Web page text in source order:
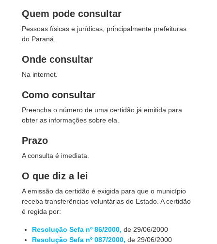
Quem pode consultar
Pessoas físicas e jurídicas, principalmente prefeituras
do Paraná.
Onde consultar
Na internet.
Como consultar
Preencha o número de uma certidão já emitida para
obter as informações sobre ela.
Prazo
A consulta é imediata.
O que diz a lei
A emissão da certidão é exigida para que o município
receba transferências voluntárias do Estado. A certidão
é regida por:
Resolução Sefa nº 86/2000, de 29/06/2000
Resolução Sefa nº 087/2000,de 29/06/2000